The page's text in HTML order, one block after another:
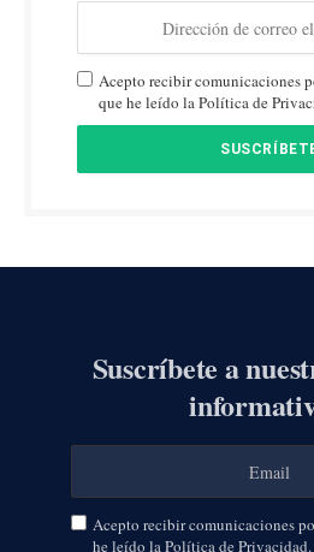
Acepto recibir comunicaciones
que he leído la Política de
Suscríbete a
Acepto recibir comunicaciones
he leído la Política de Privacidad.